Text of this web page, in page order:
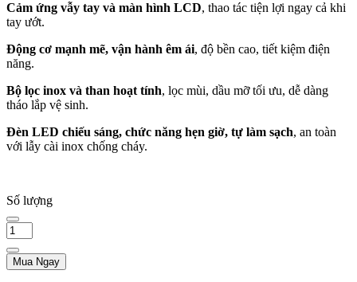
Cảm ứng vẫy tay và màn hình LCD, thao tác tiện lợi ngay cả khi
tay ướt.
Động cơ mạnh mẽ, vận hành êm ái, độ bền cao, tiết kiệm điện
năng.
Bộ lọc inox và than hoạt tính, lọc mùi, dầu mỡ tối ưu, dễ dàng
tháo lắp vệ sinh.
Đèn LED chiếu sáng, chức năng hẹn giờ, tự làm sạch, an toàn
với lẫy cài inox chống cháy.
Số lượng
Mua Ngay